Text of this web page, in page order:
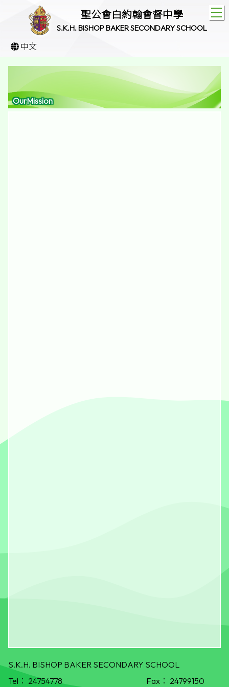
聖公會白約翰會督中學
S.K.H. BISHOP BAKER SECONDARY SCHOOL
中文
OurMission
S.K.H. BISHOP BAKER SECONDARY SCHOOL
Tel： 24754778 Fax： 24799150